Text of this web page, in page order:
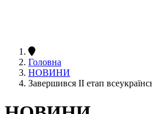
Головна
НОВИНИ
Завершився ІІ етап